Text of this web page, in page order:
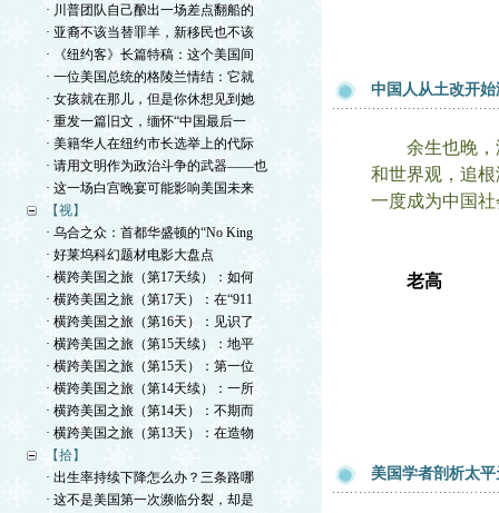
· 川普团队自己酿出一场差点翻船的
· 亚裔不该当替罪羊，新移民也不该
· 《纽约客》长篇特稿：这个美国间
· 一位美国总统的格陵兰情结：它就
· 女孩就在那儿，但是你休想见到她
· 重发一篇旧文，缅怀“中国最后一
· 美籍华人在纽约市长选举上的代际
· 请用文明作为政治斗争的武器——也
· 这一场白宫晚宴可能影响美国未来
【视】
· 乌合之众：首都华盛顿的“No King
· 好莱坞科幻题材电影大盘点
· 横跨美国之旅（第17天续）：如何
· 横跨美国之旅（第17天）：在“911
· 横跨美国之旅（第16天）：见识了
· 横跨美国之旅（第15天续）：地平
· 横跨美国之旅（第15天）：第一位
· 横跨美国之旅（第14天续）：一所
· 横跨美国之旅（第14天）：不期而
· 横跨美国之旅（第13天）：在造物
【拾】
· 出生率持续下降怎么办？三条路哪
· 这不是美国第一次濒临分裂，却是
中国人从土改开
余生也晚，没
和世界观，追
一度成为中国
老高
美国学者剖析太